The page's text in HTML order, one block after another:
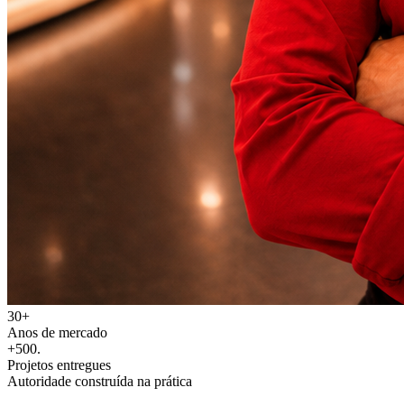
30+
Anos de mercado
+500.
Projetos entregues
Autoridade construída na prática